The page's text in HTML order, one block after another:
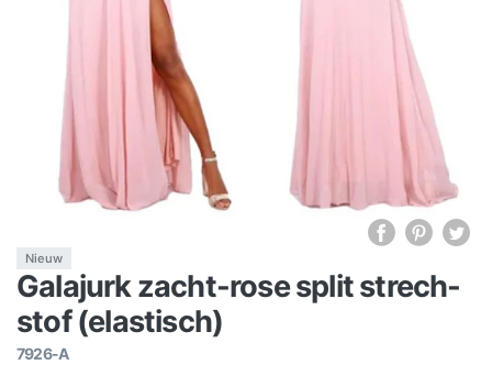
Nieuw
Galajurk zacht-rose split strech-
stof (elastisch)
7926-A